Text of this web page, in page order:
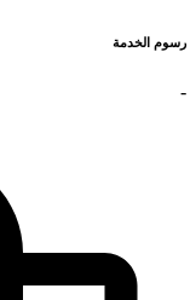
رسوم الخدمة
-